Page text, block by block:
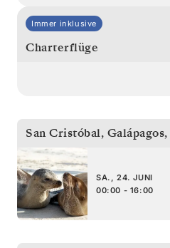
Immer inklusive
Charterflüge
San Cristóbal, Galápagos,
SA., 24. JUNI
00:00 - 16:00